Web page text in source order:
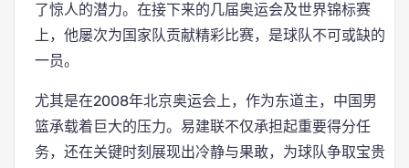
了惊人的潜力。在接下来的几届奥运会及世界锦标赛
上，他屡次为国家队贡献精彩比赛，是球队不可或缺的
一员。
尤其是在2008年北京奥运会上，作为东道主，中国男
篮承载着巨大的压力。易建联不仅承担起重要得分任
务，还在关键时刻展现出冷静与果敢，为球队争取宝贵